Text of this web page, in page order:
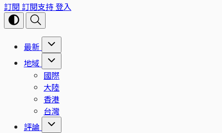
訂閱 訂閱支持登入
最新
地域
國際
大陸
香港
台灣
評論